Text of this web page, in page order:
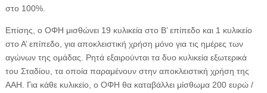
στο 100%.
Επίσης, ο ΟΦΗ μισθώνει 19 κυλικεία στο Β’ επίπεδο και 1 κυλικείο
στο Α’ επίπεδο, για αποκλειστική χρήση μόνο για τις ημέρες των
αγώνων της ομάδας. Ρητά εξαιρούνται τα δυο κυλικεία εξωτερικά
του Σταδίου, τα οποία παραμένουν στην αποκλειστική χρήση της
ΑΑΗ. Για κάθε κυλικείο, ο ΟΦΗ θα καταβάλλει μίσθωμα 200 ευρώ /